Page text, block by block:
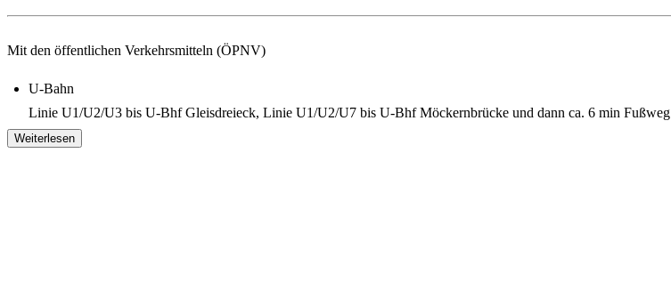
Mit den öffentlichen Verkehrsmitteln (ÖPNV)
U-Bahn
Linie U1/U2/U3 bis U-Bhf Gleisdreieck, Linie U1/U2/U7 bis U-Bhf Möckernbrücke und dann ca. 6 min Fußweg
S-Bahn
Weiterlesen